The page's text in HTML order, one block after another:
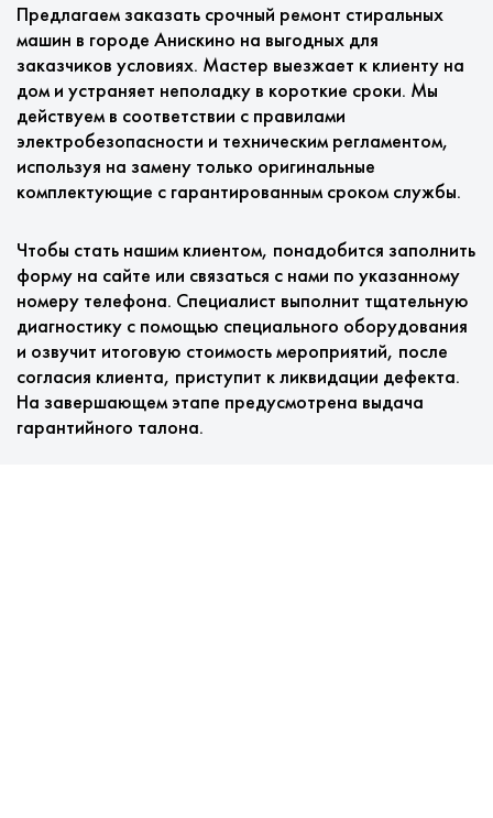
Предлагаем заказать срочный ремонт стиральных
машин в городе Анискино на выгодных для
заказчиков условиях. Мастер выезжает к клиенту на
дом и устраняет неполадку в короткие сроки. Мы
действуем в соответствии с правилами
электробезопасности и техническим регламентом,
используя на замену только оригинальные
комплектующие с гарантированным сроком службы.
Чтобы стать нашим клиентом, понадобится заполнить
форму на сайте или связаться с нами по указанному
номеру телефона. Специалист выполнит тщательную
диагностику с помощью специального оборудования
и озвучит итоговую стоимость мероприятий, после
согласия клиента, приступит к ликвидации дефекта.
На завершающем этапе предусмотрена выдача
гарантийного талона.